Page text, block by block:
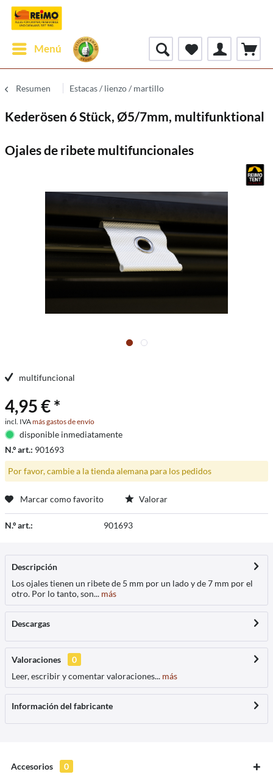
Menú
Resumen Estacas / lienzo / martillo
Kederösen 6 Stück, Ø5/7mm, multifunktional
Ojales de ribete multifuncionales
multifuncional
4,95 € *
incl. IVAmás gastos de envío
disponible inmediatamente
N.º art.: 901693
Por favor, cambie a la tienda alemana para los pedidos
Marcar como favorito Valorar
N.º art.: 901693
Descripción
Los ojales tienen un ribete de 5 mm por un lado y de 7 mm por el
otro. Por lo tanto, son... más
Descargas
Valoraciones
0
Leer, escribir y comentar valoraciones... más
Información del fabricante
Accesorios 0